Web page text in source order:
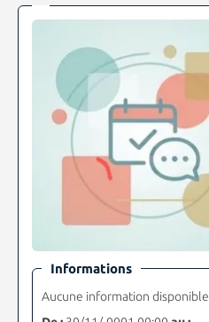
Informations
Aucune information disponible